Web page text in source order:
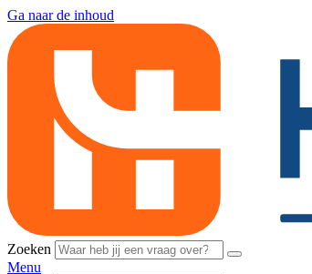
Ga naar de inhoud
Zoeken
Menu